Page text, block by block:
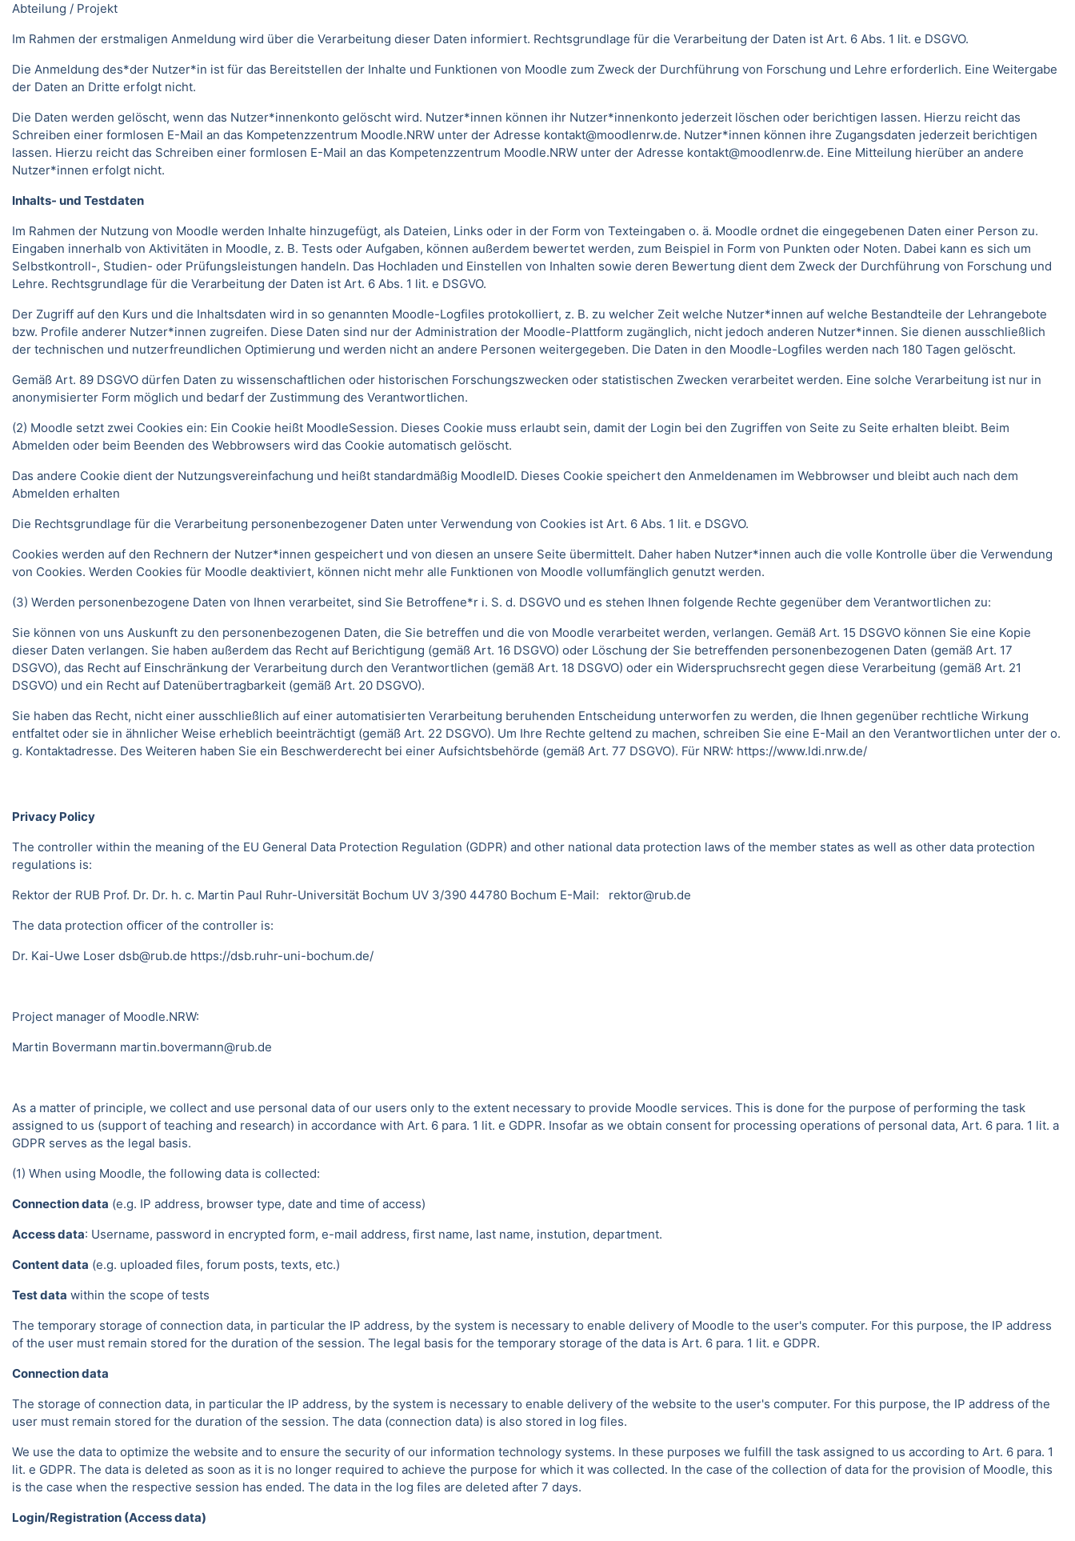
Abteilung / Projekt
Im Rahmen der erstmaligen Anmeldung wird über die Verarbeitung dieser Daten informiert. Rechtsgrundlage für die Verarbeitung der Daten ist Art. 6 Abs. 1 lit. e DSGVO.
Die Anmeldung des*der Nutzer*in ist für das Bereitstellen der Inhalte und Funktionen von Moodle zum Zweck der Durchführung von Forschung und Lehre erforderlich. Eine Weitergabe
der Daten an Dritte erfolgt nicht.
Die Daten werden gelöscht, wenn das Nutzer*innenkonto gelöscht wird. Nutzer*innen können ihr Nutzer*innenkonto jederzeit löschen oder berichtigen lassen. Hierzu reicht das
Schreiben einer formlosen E-Mail an das Kompetenzzentrum Moodle.NRW unter der Adresse kontakt@moodlenrw.de. Nutzer*innen können ihre Zugangsdaten jederzeit berichtigen
lassen. Hierzu reicht das Schreiben einer formlosen E-Mail an das Kompetenzzentrum Moodle.NRW unter der Adresse kontakt@moodlenrw.de. Eine Mitteilung hierüber an andere
Nutzer*innen erfolgt nicht.
Inhalts- und Testdaten
Im Rahmen der Nutzung von Moodle werden Inhalte hinzugefügt, als Dateien, Links oder in der Form von Texteingaben o. ä. Moodle ordnet die eingegebenen Daten einer Person zu.
Eingaben innerhalb von Aktivitäten in Moodle, z. B. Tests oder Aufgaben, können außerdem bewertet werden, zum Beispiel in Form von Punkten oder Noten. Dabei kann es sich um
Selbstkontroll-, Studien- oder Prüfungsleistungen handeln. Das Hochladen und Einstellen von Inhalten sowie deren Bewertung dient dem Zweck der Durchführung von Forschung und
Lehre. Rechtsgrundlage für die Verarbeitung der Daten ist Art. 6 Abs. 1 lit. e DSGVO.
Der Zugriff auf den Kurs und die Inhaltsdaten wird in so genannten Moodle-Logfiles protokolliert, z. B. zu welcher Zeit welche Nutzer*innen auf welche Bestandteile der Lehrangebote
bzw. Profile anderer Nutzer*innen zugreifen. Diese Daten sind nur der Administration der Moodle-Plattform zugänglich, nicht jedoch anderen Nutzer*innen. Sie dienen ausschließlich
der technischen und nutzerfreundlichen Optimierung und werden nicht an andere Personen weitergegeben. Die Daten in den Moodle-Logfiles werden nach 180 Tagen gelöscht.
Gemäß Art. 89 DSGVO dürfen Daten zu wissenschaftlichen oder historischen Forschungszwecken oder statistischen Zwecken verarbeitet werden. Eine solche Verarbeitung ist nur in
anonymisierter Form möglich und bedarf der Zustimmung des Verantwortlichen.
(2) Moodle setzt zwei Cookies ein: Ein Cookie heißt MoodleSession. Dieses Cookie muss erlaubt sein, damit der Login bei den Zugriffen von Seite zu Seite erhalten bleibt. Beim
Abmelden oder beim Beenden des Webbrowsers wird das Cookie automatisch gelöscht.
Das andere Cookie dient der Nutzungsvereinfachung und heißt standardmäßig MoodleID. Dieses Cookie speichert den Anmeldenamen im Webbrowser und bleibt auch nach dem
Abmelden erhalten
Die Rechtsgrundlage für die Verarbeitung personenbezogener Daten unter Verwendung von Cookies ist Art. 6 Abs. 1 lit. e DSGVO.
Cookies werden auf den Rechnern der Nutzer*innen gespeichert und von diesen an unsere Seite übermittelt. Daher haben Nutzer*innen auch die volle Kontrolle über die Verwendung
von Cookies. Werden Cookies für Moodle deaktiviert, können nicht mehr alle Funktionen von Moodle vollumfänglich genutzt werden.
(3) Werden personenbezogene Daten von Ihnen verarbeitet, sind Sie Betroffene*r i. S. d. DSGVO und es stehen Ihnen folgende Rechte gegenüber dem Verantwortlichen zu:
Sie können von uns Auskunft zu den personenbezogenen Daten, die Sie betreffen und die von Moodle verarbeitet werden, verlangen. Gemäß Art. 15 DSGVO können Sie eine Kopie
dieser Daten verlangen. Sie haben außerdem das Recht auf Berichtigung (gemäß Art. 16 DSGVO) oder Löschung der Sie betreffenden personenbezogenen Daten (gemäß Art. 17
DSGVO), das Recht auf Einschränkung der Verarbeitung durch den Verantwortlichen (gemäß Art. 18 DSGVO) oder ein Widerspruchsrecht gegen diese Verarbeitung (gemäß Art. 21
DSGVO) und ein Recht auf Datenübertragbarkeit (gemäß Art. 20 DSGVO).
Sie haben das Recht, nicht einer ausschließlich auf einer automatisierten Verarbeitung beruhenden Entscheidung unterworfen zu werden, die Ihnen gegenüber rechtliche Wirkung
entfaltet oder sie in ähnlicher Weise erheblich beeinträchtigt (gemäß Art. 22 DSGVO). Um Ihre Rechte geltend zu machen, schreiben Sie eine E-Mail an den Verantwortlichen unter der o.
g. Kontaktadresse. Des Weiteren haben Sie ein Beschwerderecht bei einer Aufsichtsbehörde (gemäß Art. 77 DSGVO). Für NRW: https://www.ldi.nrw.de/
Privacy Policy
The controller within the meaning of the EU General Data Protection Regulation (GDPR) and other national data protection laws of the member states as well as other data protection
regulations is:
Rektor der RUB Prof. Dr. Dr. h. c. Martin Paul Ruhr-Universität Bochum UV 3/390 44780 Bochum E-Mail: rektor@rub.de
The data protection officer of the controller is:
Dr. Kai-Uwe Loser dsb@rub.de https://dsb.ruhr-uni-bochum.de/
Project manager of Moodle.NRW:
Martin Bovermann martin.bovermann@rub.de
As a matter of principle, we collect and use personal data of our users only to the extent necessary to provide Moodle services. This is done for the purpose of performing the task
assigned to us (support of teaching and research) in accordance with Art. 6 para. 1 lit. e GDPR. Insofar as we obtain consent for processing operations of personal data, Art. 6 para. 1 lit. a
GDPR serves as the legal basis.
(1) When using Moodle, the following data is collected:
Connection data (e.g. IP address, browser type, date and time of access)
Access data: Username, password in encrypted form, e-mail address, first name, last name, instution, department.
Content data (e.g. uploaded files, forum posts, texts, etc.)
Test data within the scope of tests
The temporary storage of connection data, in particular the IP address, by the system is necessary to enable delivery of Moodle to the user's computer. For this purpose, the IP address
of the user must remain stored for the duration of the session. The legal basis for the temporary storage of the data is Art. 6 para. 1 lit. e GDPR.
Connection data
The storage of connection data, in particular the IP address, by the system is necessary to enable delivery of the website to the user's computer. For this purpose, the IP address of the
user must remain stored for the duration of the session. The data (connection data) is also stored in log files.
We use the data to optimize the website and to ensure the security of our information technology systems. In these purposes we fulfill the task assigned to us according to Art. 6 para. 1
lit. e GDPR. The data is deleted as soon as it is no longer required to achieve the purpose for which it was collected. In the case of the collection of data for the provision of Moodle, this
is the case when the respective session has ended. The data in the log files are deleted after 7 days.
Login/Registration (Access data)